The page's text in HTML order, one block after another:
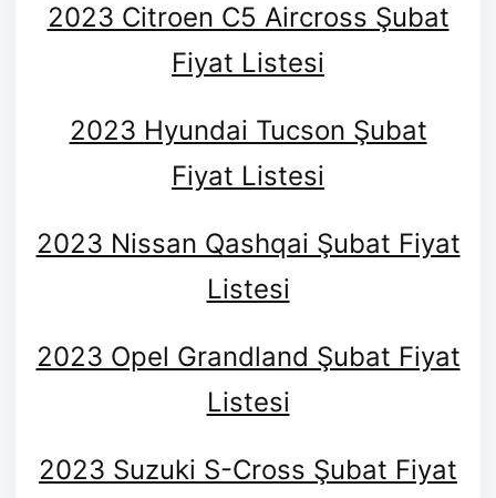
2023 Citroen C5 Aircross Şubat
Fiyat Listesi
2023 Hyundai Tucson Şubat
Fiyat Listesi
2023 Nissan Qashqai Şubat Fiyat
Listesi
2023 Opel Grandland Şubat Fiyat
Listesi
2023 Suzuki S-Cross Şubat Fiyat